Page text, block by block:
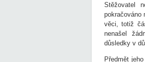
Stěžovatel
pokračováno
věci, totiž
nenašel
důsledky v
Předmět